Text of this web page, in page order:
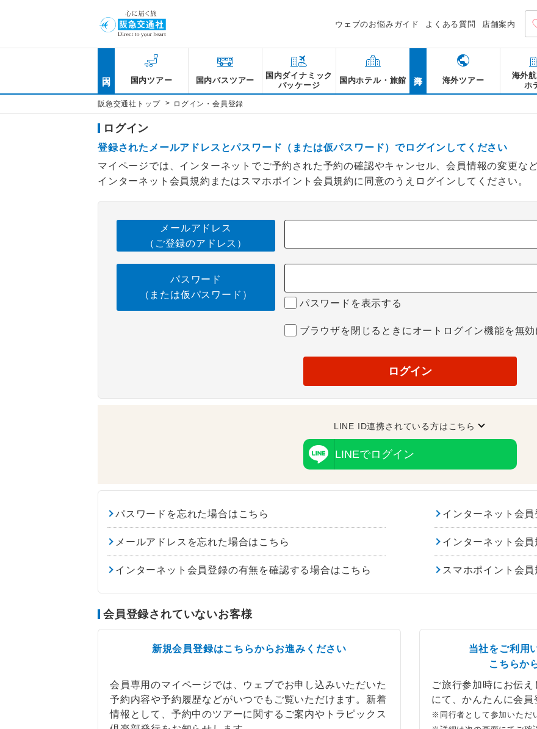
ウェブのお悩みガイド よくある質問 店舗案内
国内ツアー 国内バスツアー
国内ダイナミック
パッケージ
国内ホテル・旅館 海外ツアー
海外
ホ
阪急交通社トップ > ログイン・会員登録
ログイン
登録されたメールアドレスとパスワード（または仮パスワード）でログインしてください
マイページでは、インターネットでご予約された予約の確認やキャンセル、会員情報の変更な
インターネット会員規約またはスマホポイント会員規約に同意のうえログインしてください。
メールアドレス
（ご登録のアドレス）
パスワード
（または仮パスワード）
パスワードを表示する
ブラウザを閉じるときにオートログイン機能を無効
ログイン
LINE ID連携されている方はこちら
LINEでログイン
パスワードを忘れた場合はこちら インターネット会
メールアドレスを忘れた場合はこちら インターネット会員
インターネット会員登録の有無を確認する場合はこちら スマホポイント会
会員登録されていないお客様
新規会員登録はこちらからお進みください
会員専用のマイページでは、ウェブでお申し込みいただいた
予約内容や予約履歴などがいつでもご覧いただけます。新着
情報として、予約中のツアーに関するご案内やトラピックス
当社をご利用
こちらか
ご旅行参加時にお伝
にて、かんたんに会員
※同行者として参加いただ